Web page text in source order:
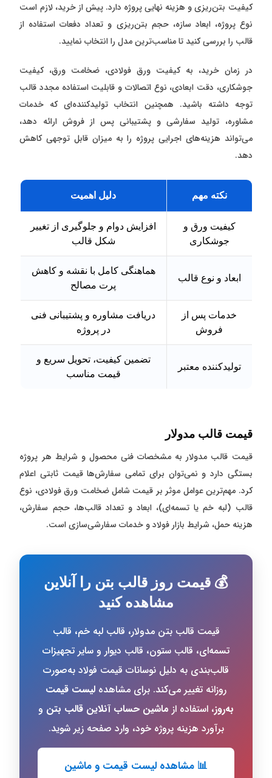
کیفیت بتن‌ریزی و هزینه نهایی پروژه دارد. پیش از خرید، لازم است
نوع پروژه، ابعاد سازه، حجم بتن‌ریزی و تعداد دفعات استفاده از
قالب را بررسی کنید تا مناسب‌ترین مدل را انتخاب نمایید.
در زمان خرید، به کیفیت ورق فولادی، ضخامت ورق، کیفیت
جوشکاری، دقت ابعادی، نوع اتصالات و قابلیت استفاده مجدد قالب
توجه داشته باشید. همچنین انتخاب تولیدکننده‌ای که خدمات
مشاوره، تولید سفارشی و پشتیبانی پس از فروش ارائه دهد،
می‌تواند هزینه‌های اجرایی پروژه را به میزان قابل توجهی کاهش
دهد.
نکته مهم دلیل اهمیت
کیفیت ورق و
جوشکاری
افزایش دوام و جلوگیری از تغییر
شکل قالب
ابعاد و نوع قالب
هماهنگی کامل با نقشه و کاهش
پرت مصالح
خدمات پس از
فروش
دریافت مشاوره و پشتیبانی فنی
در پروژه
تولیدکننده معتبر
تضمین کیفیت، تحویل سریع و
قیمت مناسب
قیمت قالب مدولار
قیمت قالب مدولار به مشخصات فنی محصول و شرایط هر پروژه
بستگی دارد و نمی‌توان برای تمامی سفارش‌ها قیمت ثابتی اعلام
کرد. مهم‌ترین عوامل موثر بر قیمت شامل ضخامت ورق فولادی، نوع
قالب (لبه خم یا تسمه‌ای)، ابعاد و تعداد قالب‌ها، حجم سفارش،
هزینه حمل، شرایط بازار فولاد و خدمات سفارشی‌سازی است.
💰 قیمت روز قالب بتن را آنلاین
مشاهده کنید
قیمت قالب بتن مدولار، قالب لبه خم، قالب
تسمه‌ای، قالب ستون، قالب دیوار و سایر تجهیزات
قالب‌بندی به دلیل نوسانات قیمت فولاد به‌صورت
روزانه تغییر می‌کند. برای مشاهده لیست قیمت
به‌روز، استفاده از ماشین حساب آنلاین قالب بتن و
برآورد هزینه پروژه خود، وارد صفحه زیر شوید.
📊 مشاهده لیست قیمت و ماشین